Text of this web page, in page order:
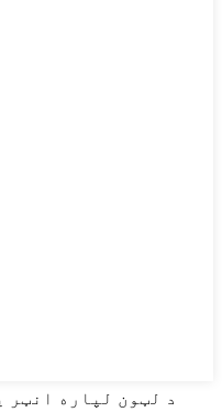
د لټون لپاره انټر